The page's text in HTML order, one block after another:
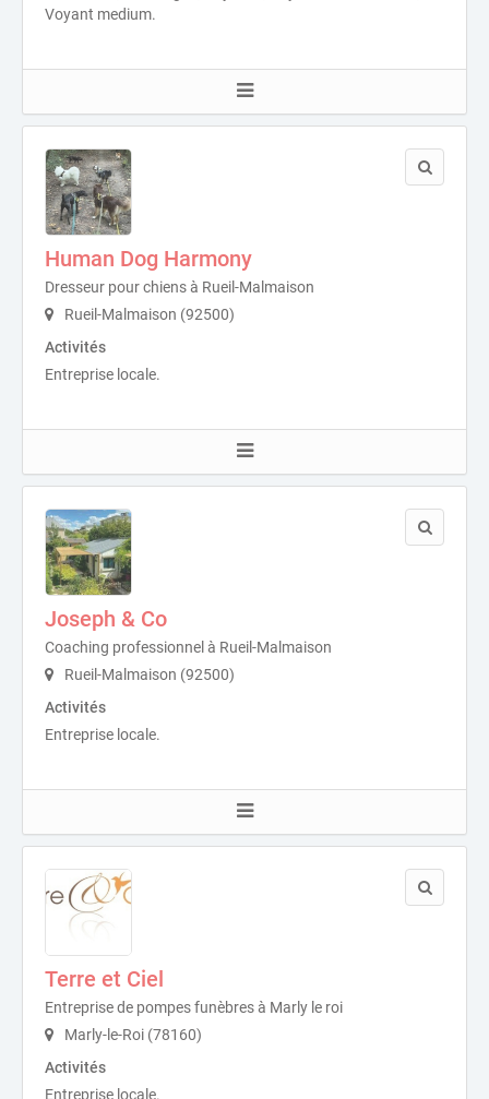
Voyant medium.
Human Dog Harmony
Dresseur pour chiens à Rueil-Malmaison
Rueil-Malmaison (92500)
Activités
Entreprise locale.
Joseph & Co
Coaching professionnel à Rueil-Malmaison
Rueil-Malmaison (92500)
Activités
Entreprise locale.
Terre et Ciel
Entreprise de pompes funèbres à Marly le roi
Marly-le-Roi (78160)
Activités
Entreprise locale.